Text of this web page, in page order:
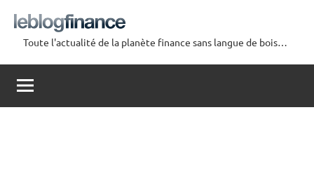
contenu
Le
Blog
Finance
Toute l'actualité de la planète finance sans langue de bois…